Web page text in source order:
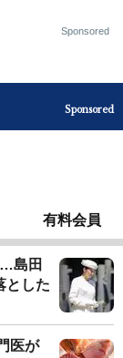
Sponsored
Sponsored
有料会員
島田
とした
医が